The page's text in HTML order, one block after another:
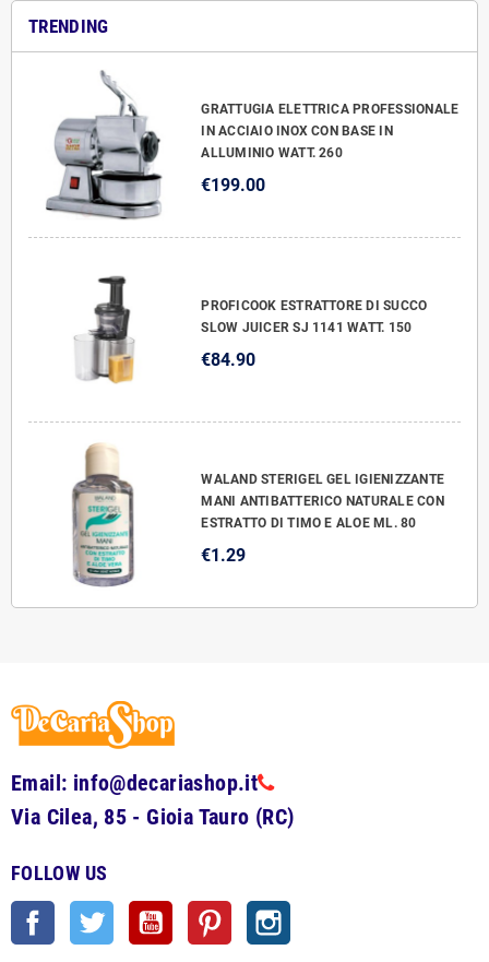
TRENDING
GRATTUGIA ELETTRICA PROFESSIONALE
IN ACCIAIO INOX CON BASE IN
ALLUMINIO WATT. 260
€199.00
PROFICOOK ESTRATTORE DI SUCCO
SLOW JUICER SJ 1141 WATT. 150
€84.90
WALAND STERIGEL GEL IGIENIZZANTE
MANI ANTIBATTERICO NATURALE CON
ESTRATTO DI TIMO E ALOE ML. 80
€1.29
Email: info@decariashop.it
Via Cilea, 85 - Gioia Tauro (RC)
FOLLOW US
Facebook Twitter YouTube Pinterest